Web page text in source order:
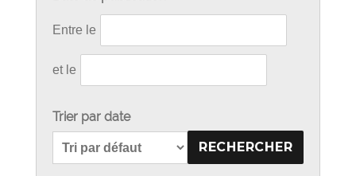
Entre le
et le
Trier par date